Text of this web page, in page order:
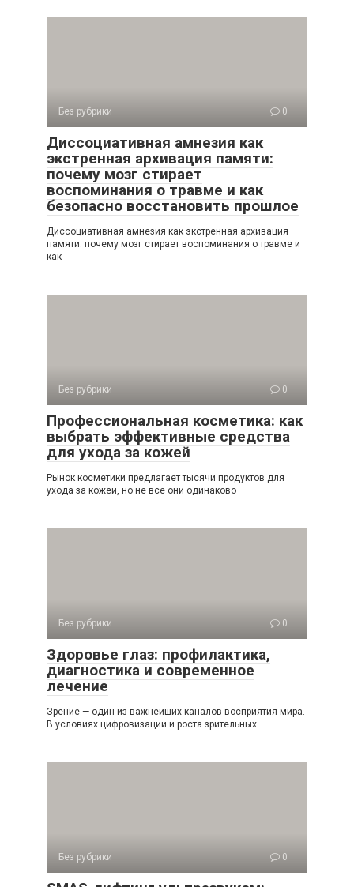
Без рубрики 0
Диссоциативная амнезия как
экстренная архивация памяти:
почему мозг стирает
воспоминания о травме и как
безопасно восстановить прошлое
Диссоциативная амнезия как экстренная архивация
памяти: почему мозг стирает воспоминания о травме и
как
Без рубрики 0
Профессиональная косметика: как
выбрать эффективные средства
для ухода за кожей
Рынок косметики предлагает тысячи продуктов для
ухода за кожей, но не все они одинаково
Без рубрики 0
Здоровье глаз: профилактика,
диагностика и современное
лечение
Зрение — один из важнейших каналов восприятия мира.
В условиях цифровизации и роста зрительных
Без рубрики 0